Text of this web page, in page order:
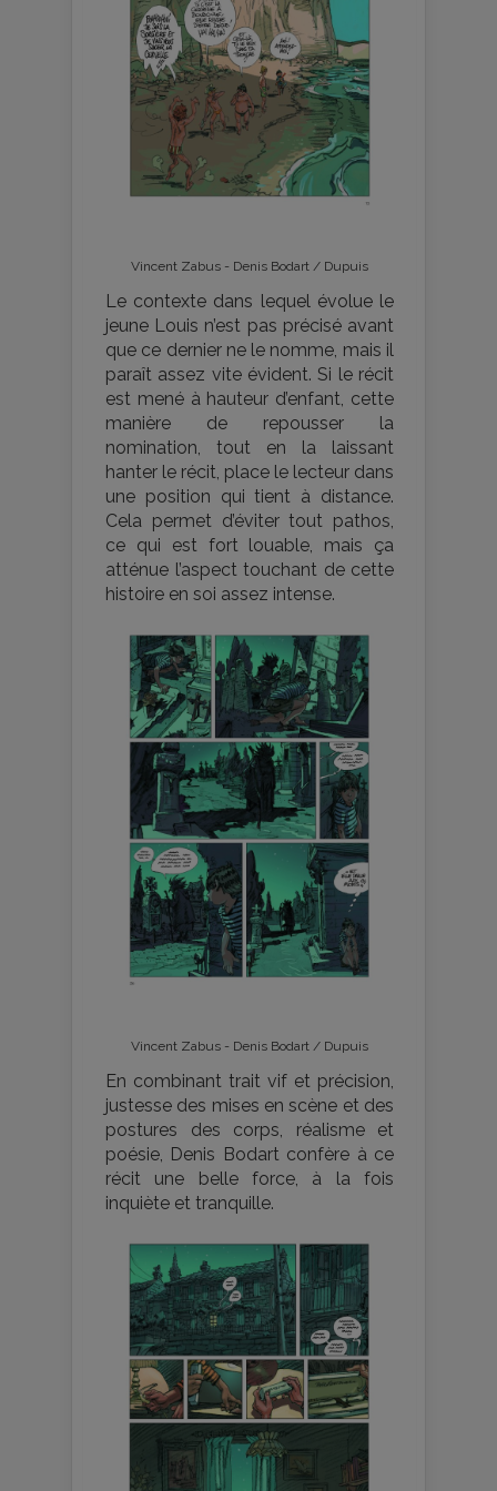
Vincent Zabus - Denis Bodart / Dupuis
Le contexte dans lequel évolue le
jeune Louis n’est pas précisé avant
que ce dernier ne le nomme, mais il
paraît assez vite évident. Si le récit
est mené à hauteur d’enfant, cette
manière de repousser la
nomination, tout en la laissant
hanter le récit, place le lecteur dans
une position qui tient à distance.
Cela permet d’éviter tout pathos,
ce qui est fort louable, mais ça
atténue l’aspect touchant de cette
histoire en soi assez intense.
Vincent Zabus - Denis Bodart / Dupuis
En combinant trait vif et précision,
justesse des mises en scène et des
postures des corps, réalisme et
poésie, Denis Bodart confère à ce
récit une belle force, à la fois
inquiète et tranquille.